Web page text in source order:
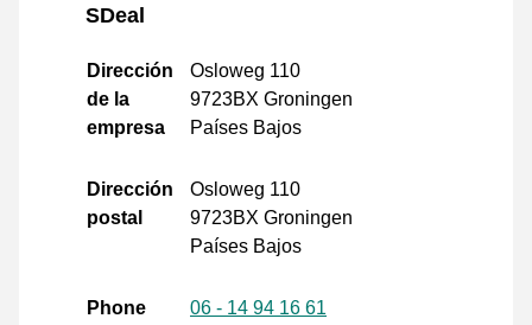
SDeal
Dirección
de la
empresa
Osloweg 110
9723BX Groningen
Países Bajos
Dirección
postal
Osloweg 110
9723BX Groningen
Países Bajos
Phone
06 - 14 94 16 61